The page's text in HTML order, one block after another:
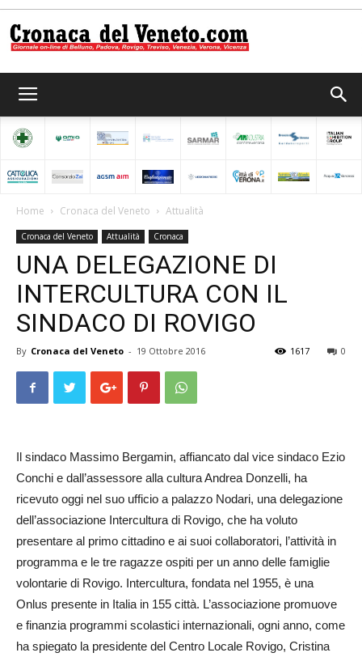
del
Veneto
Home Cronaca del Veneto Attualità
Cronaca del Veneto Attualità Cronaca
UNA DELEGAZIONE DI
INTERCULTURA CON IL
SINDACO DI ROVIGO
By Cronaca del Veneto - 19 Ottobre 2016 0
1617
Il sindaco Massimo Bergamin, affiancato dal vice sindaco Ezio
Conchi e dall’assessore alla cultura Andrea Donzelli, ha
ricevuto oggi nel suo ufficio a palazzo No­dari, una delegazione
dell’associazione Intercultura di Rovigo, che ha voluto
presentare al primo cittadino e ai suoi collaboratori, l’attività in
programma e le tre ragazze ospiti per un anno delle famiglie
vol­ontarie di Rovigo. Intercultura, fondata nel 1955, è una
Onlus presente in Italia in 155 città. L’as­sociazione promuove
e finanzia programmi scolastici internazionali, ogni anno, come
ha spiegato la presidente del Centro Locale Ro­vigo, Cristina